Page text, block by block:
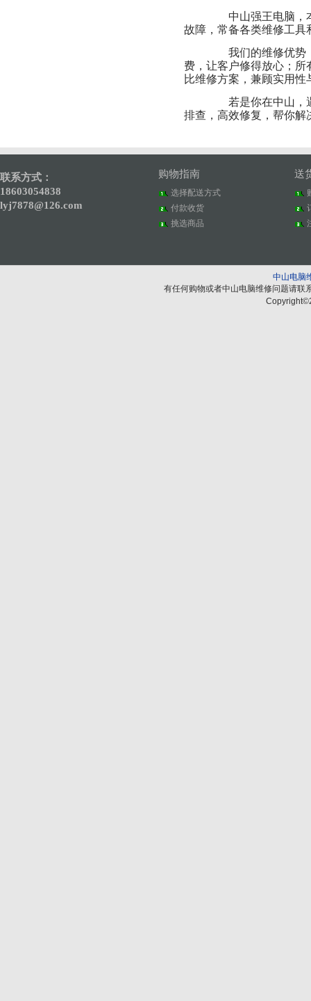
中山强王电脑，
故障，常备各类维修工具
我们的维修优势
费，让客户修得放心；
比维修方案，兼顾实用性
若是你在中山，
排查，高效修复，帮你解
联系方式：
18603054838
lyj7878@126.com
购物指南
选择配送方式
付款收货
挑选商品
送
中山电脑
有任何购物或者中山电脑维修问题请联